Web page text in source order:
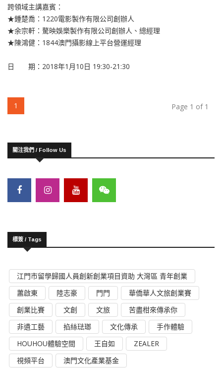
跨領域主講嘉賓：
★鍾楚喬：1220電影製作有限公司創辦人
★余宗軒：驁映娛樂製作有限公司創辦人、總經理
★陳鴻健：1844澳門攝影線上平台營運經理
日 期：2018年1月10日 19:30-21:30
1 Page 1 of 1
關注我們 / Follow Us
標簽 / Tags
江門市留學歸國人員創新創業項目資助 大灣區 青年創業
蕭啟東
陸志豪 門門
華僑華人文旅創業賽
創業比賽
文創 文旅
苦盡柑來傳承你
非遺工藝
掐絲琺瑯 文化傳承
手作體驗
HOUHOU體驗空間
王自如
ZEALER
視頻平台
澳門文化產業基金